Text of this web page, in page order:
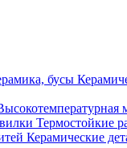
Термостойкие
Керамические